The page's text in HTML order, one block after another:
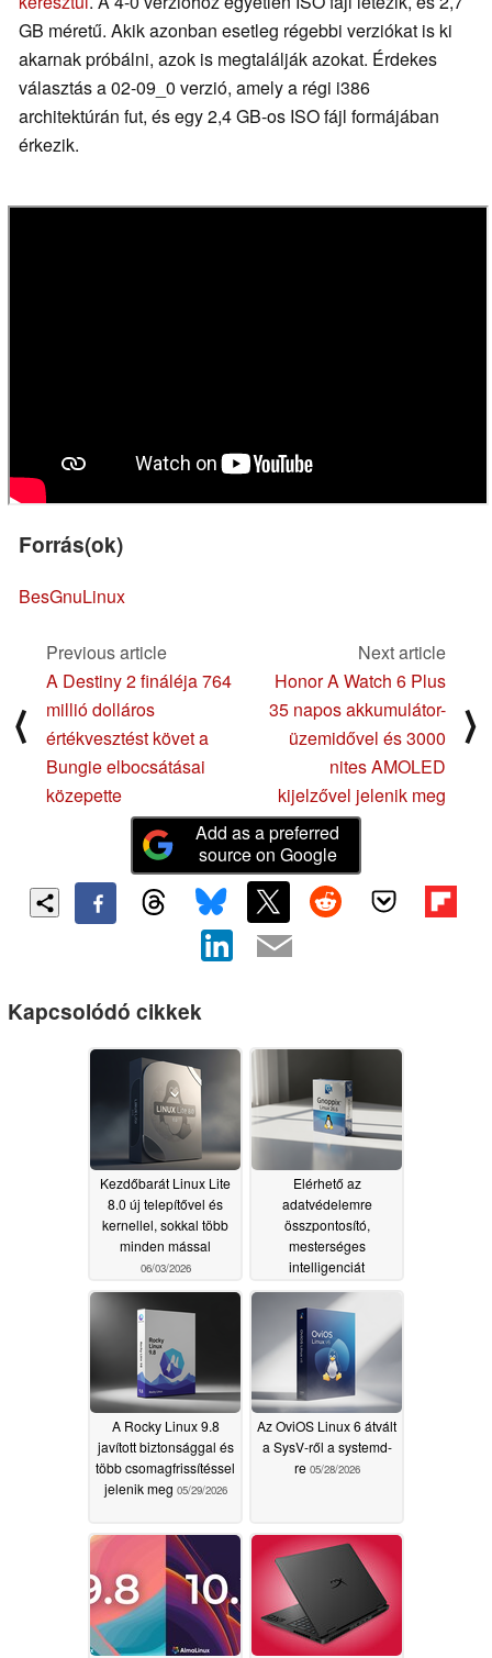
GB méretű. Akik azonban esetleg régebbi verziókat is ki
akarnak próbálni, azok is megtalálják azokat. Érdekes
választás a 02-09_0 verzió, amely a régi i386
architektúrán fut, és egy 2,4 GB-os ISO fájl formájában
érkezik.
Forrás(ok)
BesGnuLinux
⟨
Previous article
A Destiny 2 fináléja 764
millió dolláros
értékvesztést követ a
Bungie elbocsátásai
közepette
Next article
Honor A Watch 6 Plus
35 napos akkumulátor-
üzemidővel és 3000
nites AMOLED
kijelzővel jelenik meg
⟩
Add as a preferred
source on Google
Kapcsolódó cikkek
Kezdőbarát Linux Lite
8.0 új telepítővel és
kernellel, sokkal több
minden mással
06/03/2026
Elérhető az
adatvédelemre
összpontosító,
mesterséges
intelligenciát
alkalmazó Gnoppix
Linux 26.605/29/2026
A Rocky Linux 9.8
javított biztonsággal és
több csomagfrissítéssel
jelenik meg 05/29/2026
Az OviOS Linux 6 átvált
a SysV-ről a systemd-
re 05/28/2026